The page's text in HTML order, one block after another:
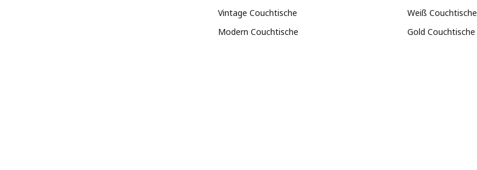
Vintage Couchtische
Modern Couchtische
Weiß Couchtische
Gold Couchtische